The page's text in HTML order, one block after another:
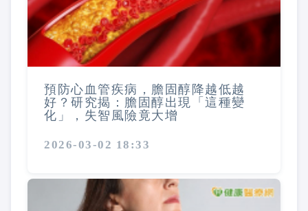
預防心血管疾病，膽固醇降越低越
好？研究揭：膽固醇出現「這種變
化」，失智風險竟大增
2026-03-02 18:33